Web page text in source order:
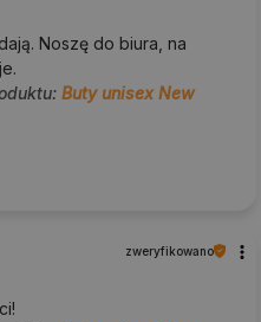
Noszę do biura, na
Buty unisex New
zweryfikowano